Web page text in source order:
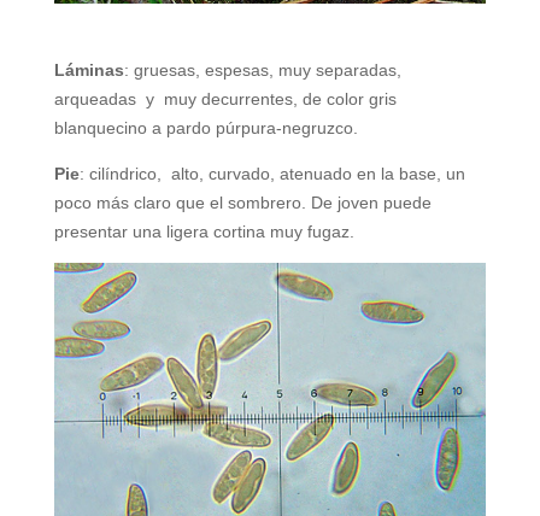
Láminas: gruesas, espesas, muy separadas,
arqueadas y muy decurrentes, de color gris
blanquecino a pardo púrpura-negruzco.
Pie: cilíndrico,
alto, curvado, atenuado en la base, un
poco más claro que el sombrero. De joven puede
presentar una ligera cortina muy fugaz.